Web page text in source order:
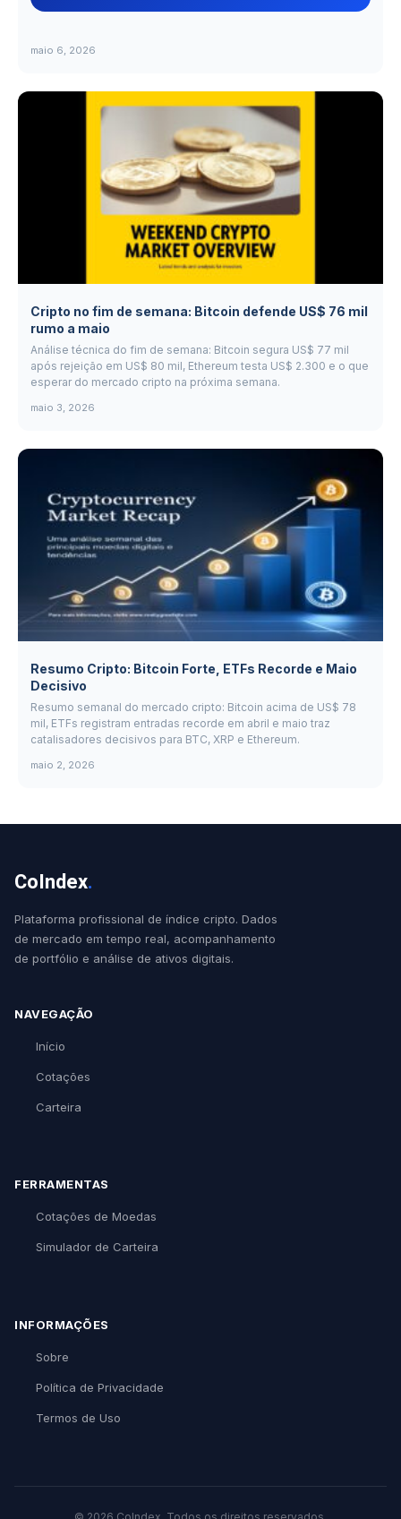
maio 6, 2026
Cripto no fim de semana: Bitcoin defende US$ 76 mil
rumo a maio
Análise técnica do fim de semana: Bitcoin segura US$ 77 mil
após rejeição em US$ 80 mil, Ethereum testa US$ 2.300 e o que
esperar do mercado cripto na próxima semana.
maio 3, 2026
Resumo Cripto: Bitcoin Forte, ETFs Recorde e Maio
Decisivo
Resumo semanal do mercado cripto: Bitcoin acima de US$ 78
mil, ETFs registram entradas recorde em abril e maio traz
catalisadores decisivos para BTC, XRP e Ethereum.
maio 2, 2026
CoIndex.
Plataforma profissional de índice cripto. Dados
de mercado em tempo real, acompanhamento
de portfólio e análise de ativos digitais.
NAVEGAÇÃO
Início
Cotações
Carteira
FERRAMENTAS
Cotações de Moedas
Simulador de Carteira
INFORMAÇÕES
Sobre
Política de Privacidade
Termos de Uso